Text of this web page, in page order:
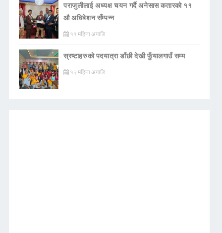
पराजुलीलाई अध्यक्ष चयन गर्दै अनेसास कतारको ११
औ अधिबेशन सँम्पन्न
११ महिना अगाडि
स्रष्टाहरुको पदयात्रा डाँछी देखी फुँयालगाउँ सम्म
१२ महिना अगाडि